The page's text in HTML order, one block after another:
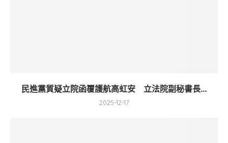
民進黨質疑立院函覆護航高虹安 立法院副秘書長...
2025-12-17